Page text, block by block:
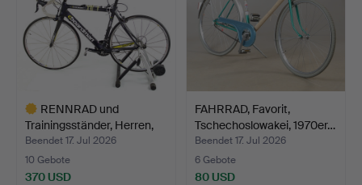
RENNRAD und
Trainingsständer, Herren,
Boar…
Beendet 17. Jul 2026
10 Gebote
370 USD
FAHRRAD, Favorit,
Tschechoslowakei, 1970er…
Beendet 17. Jul 2026
6 Gebote
80 USD